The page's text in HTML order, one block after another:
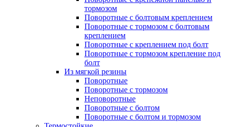
тормозом
Поворотные с болтовым креплением
Поворотные с тормозом с болтовым
креплением
Поворотные с креплением под болт
Поворотные с тормозом крепление под
болт
Из мягкой резины
Поворотные
Поворотные с тормозом
Неповоротные
Поворотные с болтом
Поворотные с болтом и тормозом